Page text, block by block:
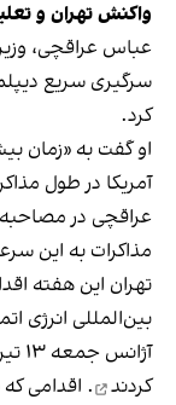
واکنش تهران و
عباس عراقچی،
سرگیری سریع
کرد.
او گفت به «زمان
آمریکا در طول
عراقچی در
مذاکرات به این
تهران این هفته
بین‌المللی انرژی
آژانس جمعه ۱۳ تیر اعلام کرد تیمی از بازرسانش ایران را
کردند
. اقدامی